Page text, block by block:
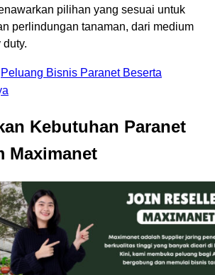
pilihan yang sesuai untuk
perlindungan tanaman, dari medium
Peluang Bisnis Paranet Beserta
Kebutuhan Paranet
Maximanet